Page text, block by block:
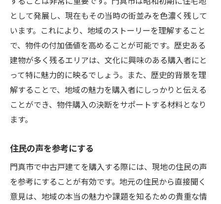
として発展し、現在もその当時の街並みを色濃く残して
います。これにより、地域のストーリーを理解すること
で、物件の付加価値を高めることが可能です。歴史ある
建物が多く残るエリアは、文化に興味のある購入者にと
って特に魅力的に映るでしょう。また、歴史的背景を理
解することで、地域の魅力を購入者にしっかりと伝える
ことができ、物件購入の決断をサポートする材料となり
ます。
住民の声を参考にする
門真市で中古戸建てを購入する際には、現地の住民の声
を参考にすることが有効です。地元の住民から直接聞く
意見は、地域の本当の魅力や課題を知るための貴重な情